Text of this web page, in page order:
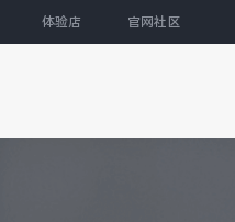
体验店 官网社区